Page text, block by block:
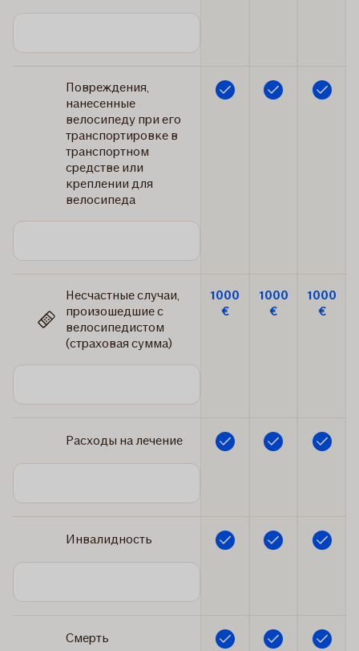
Повреждения,
нанесенные
велосипеду при его
транспортировке в
транспортном
средстве или
креплении для
велосипеда
Включено Включено Включено
Несчастные случаи,
произошедшие с
велосипедистом
(страховая сумма)
1000
€
1000
€
1000
€
Расходы на лечение Включено Включено Включено
Инвалидность Включено Включено Включено
Смерть Включено Включено Включено